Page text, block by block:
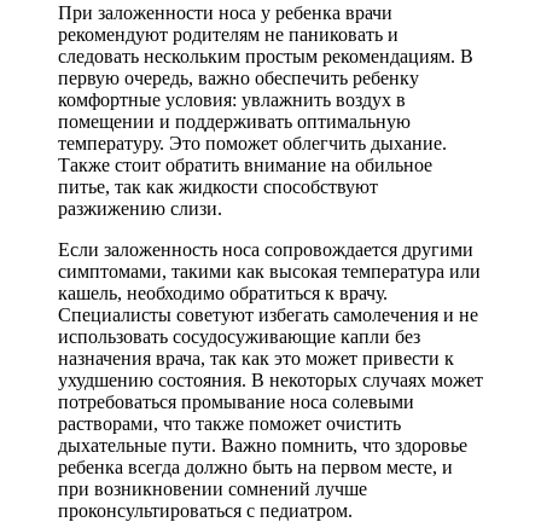
При заложенности носа у ребенка врачи
рекомендуют родителям не паниковать и
следовать нескольким простым рекомендациям. В
первую очередь, важно обеспечить ребенку
комфортные условия: увлажнить воздух в
помещении и поддерживать оптимальную
температуру. Это поможет облегчить дыхание.
Также стоит обратить внимание на обильное
питье, так как жидкости способствуют
разжижению слизи.
Если заложенность носа сопровождается другими
симптомами, такими как высокая температура или
кашель, необходимо обратиться к врачу.
Специалисты советуют избегать самолечения и не
использовать сосудосуживающие капли без
назначения врача, так как это может привести к
ухудшению состояния. В некоторых случаях может
потребоваться промывание носа солевыми
растворами, что также поможет очистить
дыхательные пути. Важно помнить, что здоровье
ребенка всегда должно быть на первом месте, и
при возникновении сомнений лучше
проконсультироваться с педиатром.